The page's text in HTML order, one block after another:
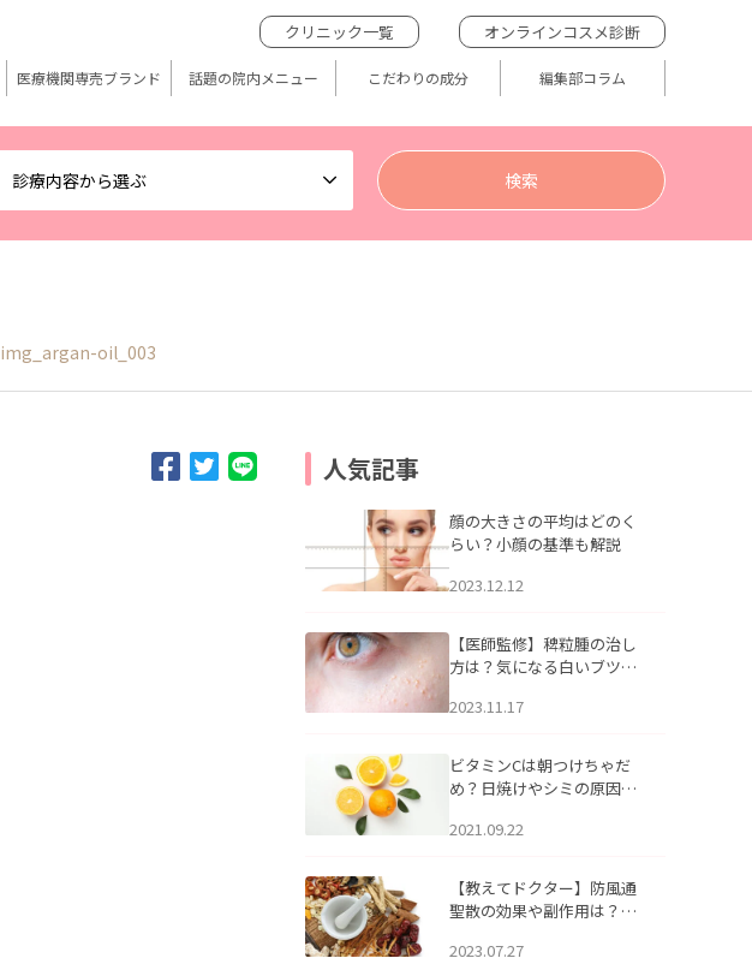
診療内容から選ぶ
クリニック一覧 オンラインコスメ診断
医療機関専売ブランド 話題の院内メニュー こだわりの成分 編集部コラム
img_argan-oil_003
人気記事
顔の大きさの平均はどのく
らい？小顔の基準も解説
2023.12.12
【医師監修】稗粒腫の治し
方は？気になる白いブツブ
アについて
2023.11.17
ビタミンCは朝つけちゃだ
め？日焼けやシミの原因に
2021.09.22
【教えてドクター】防風通
聖散の効果や副作用は？長
2023.07.27